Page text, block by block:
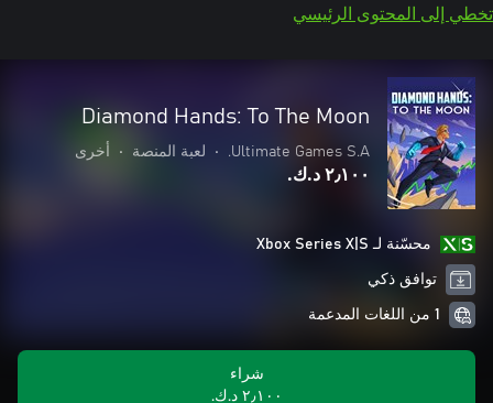
تخطي إلى المحتوى الرئيسي
Diamond Hands: To The Moon
Ultimate Games S.A.
• لعبة المنصة • أخرى
٢٫١٠٠ د.ك.‏
محسّنة لـ Xbox Series X|S
توافق ذكي
1 من اللغات المدعمة
شراء
٢٫١٠٠ د.ك.‏